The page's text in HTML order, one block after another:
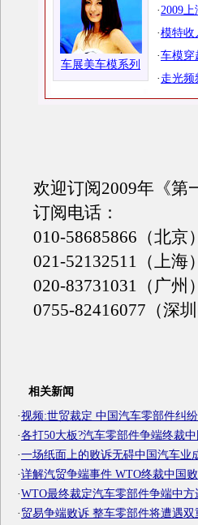
车展美车模系列
·2009
·模特收
·车模穿
· 走光频
欢迎订阅2009年《第
订阅电话：
010-58685866（北京）
021-52132511（上海）
020-83731031（广州）
0755-82416077（深圳
相关新闻
·视频:世贸裁定 中国汽车零部件纠
·各打50大板?汽车零部件争端终裁
·一场纸面上的败诉无碍中国汽车业
·详解汽贸争端事件 WTO终裁中国
·WTO最终裁定汽车零部件争端中方
·贸易争端败诉 整车零部件将遭遇双